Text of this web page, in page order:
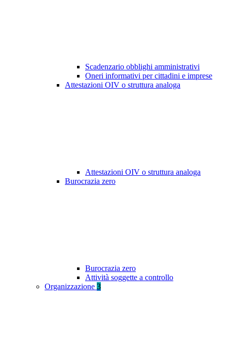
Scadenzario obblighi amministrativi
Oneri informativi per cittadini e imprese
Attestazioni OIV o struttura analoga
Attestazioni OIV o struttura analoga
Burocrazia zero
Burocrazia zero
Attività soggette a controllo
Organizzazione 3